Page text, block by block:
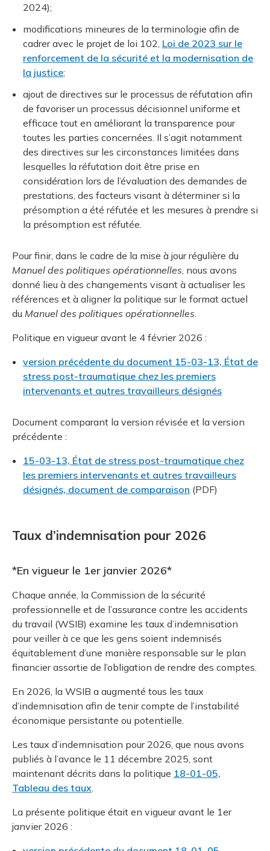
2024);
modifications mineures de la terminologie afin de
cadrer avec le projet de loi 102, Loi de 2023 sur le
renforcement de la sécurité et la modernisation de
la justice;
ajout de directives sur le processus de réfutation afin
de favoriser un processus décisionnel uniforme et
efficace tout en améliorant la transparence pour
toutes les parties concernées. Il s’agit notamment
des directives sur les circonstances limitées dans
lesquelles la réfutation doit être prise en
considération lors de l’évaluation des demandes de
prestations, des facteurs visant à déterminer si la
présomption a été réfutée et les mesures à prendre si
la présomption est réfutée.
Pour finir, dans le cadre de la mise à jour régulière du
Manuel des politiques opérationnelles , nous avons
donné lieu à des changements visant à actualiser les
références et à aligner la politique sur le format actuel
du Manuel des politiques opérationnelles
Politique en vigueur avant le 4 février 2026 :
version précédente du document 15-03-13, État de
stress post-traumatique chez les premiers
intervenants et autres travailleurs désignés
Document comparant la version révisée et la version
précédente :
15-03-13, État de stress post-traumatique chez
les premiers intervenants et autres travailleurs
désignés, document de comparaison (PDF)
Taux d’indemnisation pour 2026
*En vigueur le 1er janvier 2026*
Chaque année, la Commission de la sécurité
professionnelle et de l’assurance contre les accidents
du travail (WSIB) examine les taux d’indemnisation
pour veiller à ce que les gens soient indemnisés
équitablement d’une manière responsable sur le plan
financier assortie de l’obligation de rendre des comptes.
En 2026, la WSIB a augmenté tous les taux
d’indemnisation afin de tenir compte de l’instabilité
économique persistante ou potentielle.
Les taux d’indemnisation pour 2026, que nous avons
publiés à l’avance le 11 décembre 2025, sont
maintenant décrits dans la politique 18-01-05,
Tableau des taux
La présente politique était en vigueur avant le 1er
janvier 2026 :